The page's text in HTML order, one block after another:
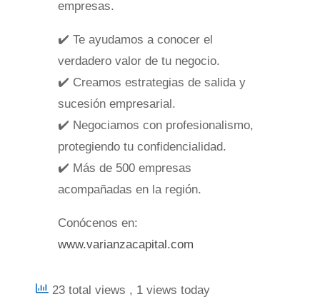
empresas.
✔️ Te ayudamos a conocer el
verdadero valor de tu negocio.
✔️ Creamos estrategias de salida y
sucesión empresarial.
✔️ Negociamos con profesionalismo,
protegiendo tu confidencialidad.
✔️ Más de 500 empresas
acompañadas en la región.
Conócenos en:
www.varianzacapital.com
23 total views , 1 views today